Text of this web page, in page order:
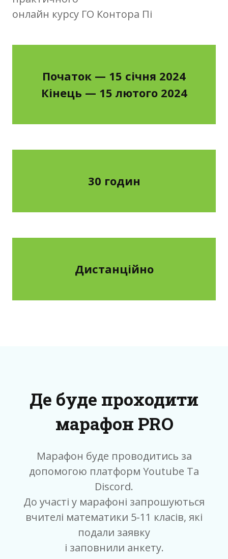
онлайн курсу ГО Контора Пі
Початок — 15 січня 2024
Кінець — 15 лютого 2024
30 годин
Дистанційно
Де буде проходити
марафон PRO
Марафон буде проводитись за
допомогою платформ Youtube Ta
Discord.
До участі y марафоні запрошуються
вчителі математики 5-11 класів, які
подали заявку
і заповнили анкету.